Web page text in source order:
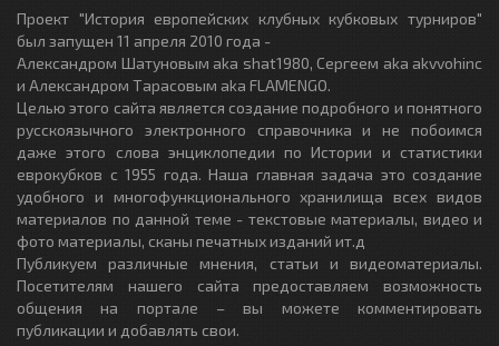
Проект "История европейских клубных кубковых турниров"
был запущен 11 апреля 2010 года -
Александром Шатуновым aka shat1980, Сергеем aka akvvohinc
и Александром Тарасовым aka FLAMENGO.
Целью этого сайта является создание подробного и понятного
русскоязычного электронного справочника и не побоимся
даже этого слова энциклопедии по Истории и статистики
еврокубков с 1955 года. Наша главная задача это создание
удобного и многофункционального хранилища всех видов
материалов по данной теме - текстовые материалы, видео и
фото материалы, сканы печатных изданий ит.д
Публикуем различные мнения, статьи и видеоматериалы.
Посетителям нашего сайта предоставляем возможность
общения на портале – вы можете комментировать
публикации и добавлять свои.